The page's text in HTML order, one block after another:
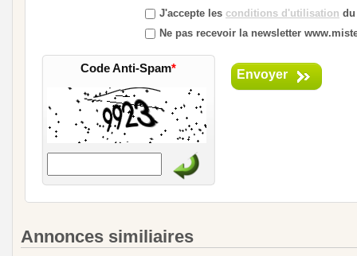
J'accepte les conditions d'utilisation
Ne pas recevoir la newsletter
Code Anti-Spam* Envoyer
Annonces similiaires